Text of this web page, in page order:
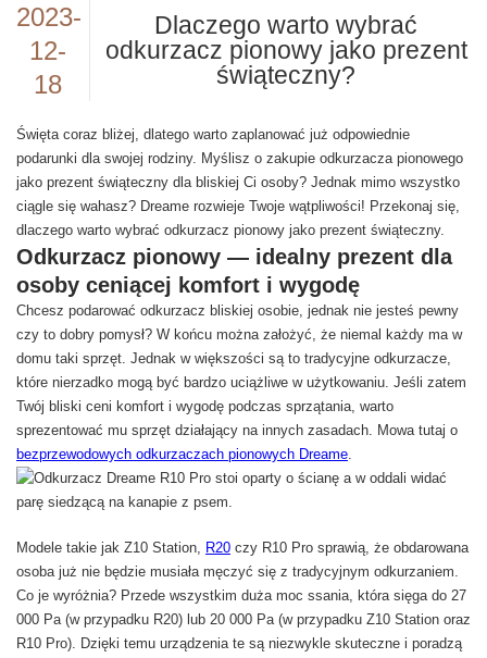
2023-
12-
18
Dlaczego warto wybrać
odkurzacz pionowy jako prezent
świąteczny?
Święta coraz bliżej, dlatego warto zaplanować już odpowiednie
podarunki dla swojej rodziny. Myślisz o zakupie odkurzacza pionowego
jako prezent świąteczny dla bliskiej Ci osoby? Jednak mimo wszystko
ciągle się wahasz? Dreame rozwieje Twoje wątpliwości! Przekonaj się,
dlaczego warto wybrać odkurzacz pionowy jako prezent świąteczny.
Odkurzacz pionowy — idealny prezent dla
osoby ceniącej komfort i wygodę
Chcesz podarować odkurzacz bliskiej osobie, jednak nie jesteś pewny
czy to dobry pomysł? W końcu można założyć, że niemal każdy ma w
domu taki sprzęt. Jednak w większości są to tradycyjne odkurzacze,
które nierzadko mogą być bardzo uciążliwe w użytkowaniu. Jeśli zatem
Twój bliski ceni komfort i wygodę podczas sprzątania, warto
sprezentować mu sprzęt działający na innych zasadach. Mowa tutaj o
bezprzewodowych odkurzaczach pionowych Dreame.
Modele takie jak Z10 Station, R20 czy R10 Pro sprawią, że obdarowana
osoba już nie będzie musiała męczyć się z tradycyjnym odkurzaniem.
Co je wyróżnia? Przede wszystkim duża moc ssania, która sięga do 27
000 Pa (w przypadku R20) lub 20 000 Pa (w przypadku Z10 Station oraz
R10 Pro). Dzięki temu urządzenia te są niezwykle skuteczne i poradzą